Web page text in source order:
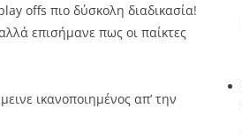
offs πιο δύσκολη διαδικασία!
επισήμανε πως οι παίκτες
ικανοποιημένος απ’ την